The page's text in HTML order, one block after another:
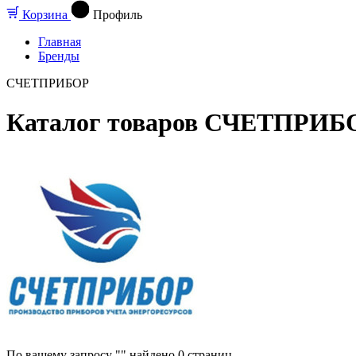
Корзина
Профиль
Главная
Бренды
СЧЕТПРИБОР
Каталог товаров